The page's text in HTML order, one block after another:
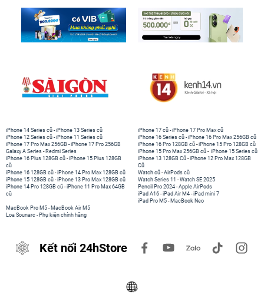
iPhone 14 Series cũ -iPhone 13 Series cũ
iPhone 12 Series cũ -iPhone 11 Series cũ
iPhone 17 Pro Max 256GB -iPhone 17 Pro 256GB
Galaxy A Series - Redmi Series
iPhone 17 cũ -iPhone 17 Pro Max cũ
iPhone 16 Series cũ - iPhone 16 Pro Max 256GB cũ
iPhone 16 Pro 128GB cũ -iPhone 15 Pro 128GB cũ
iPhone 15 Pro Max 256GB cũ - iPhone 15 Series cũ
iPhone 16 Plus 128GB cũ -iPhone 15 Plus 128GB
cũ
iPhone 16 128GB cũ -iPhone 14 Pro Max 128GB cũ
iPhone 15 128GB cũ -iPhone 13 Pro Max 128GB cũ
iPhone 14 Pro 128GB cũ -iPhone 11 Pro Max 64GB
cũ
iPhone 13 128GB Cũ -iPhone 12 Pro Max 128GB
Cũ
Watch cũ -AirPods cũ
Watch Series 11 -Watch SE 2025
Pencil Pro 2024 -Apple AirPods
iPad A16 -iPad Air M4 -iPad mini 7
iPad Pro M5 - MacBook Neo
MacBook Pro M5 - MacBook Air M5
Loa Sounarc - Phụ kiện chính hãng
Kết nối 24hStore